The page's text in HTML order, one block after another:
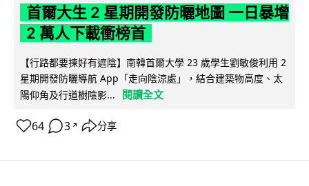
首爾大生 2 星期開發防曬地圖 一日暴增
2 萬人下載衝榜首
【行路都要揀好有遮陰】南韓首爾大學 23 歲學生劉敏俊利用 2
星期開發防曬導航 App「走向陰涼處」，結合建築物高度、太
陽仰角及行道樹陰影...
閱讀全文
64 3 ↗ 分享